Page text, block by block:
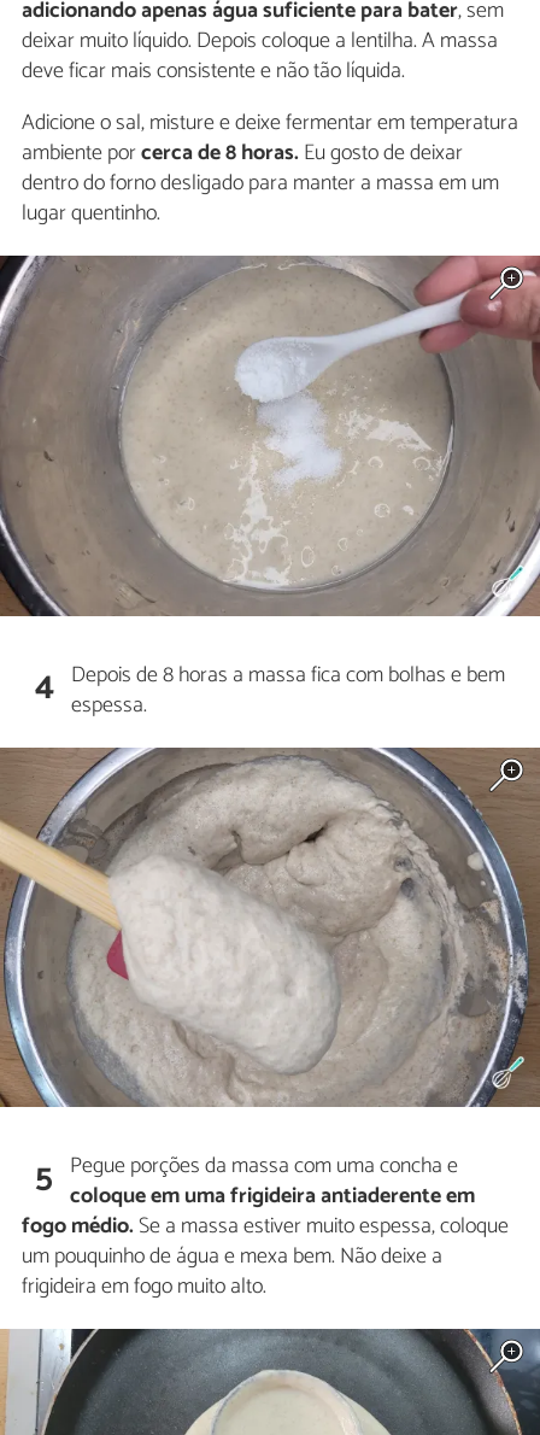
adicionando apenas água suficiente para bater, sem
deixar muito líquido. Depois coloque a lentilha. A massa
deve ficar mais consistente e não tão líquida.
Adicione o sal, misture e deixe fermentar em temperatura
ambiente porcerca de 8 horas.Eu gosto de deixar
dentro do forno desligado para manter a massa em um
lugar quentinho.
4 Depois de 8 horas a massa fica com bolhas e bem
espessa.
5 Pegue porções da massa com uma concha e
coloque em uma frigideira antiaderente em
fogo médio.Se a massa estiver muito espessa, coloque
um pouquinho de água e mexa bem. Não deixe a
frigideira em fogo muito alto.